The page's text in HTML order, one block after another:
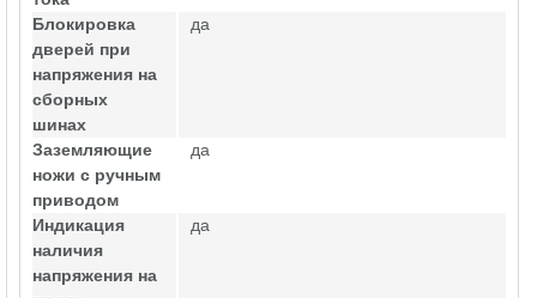
Блокировка
дверей при
напряжения на
сборных
шинах
да
Заземляющие
ножи с ручным
приводом
да
Индикация
наличия
напряжения на
да